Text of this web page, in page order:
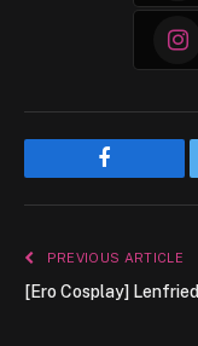
Facebook
PREVIOUS ARTICLE
[Ero Cosplay] Lenfried